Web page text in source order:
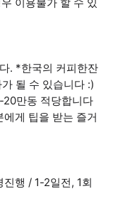
. *한국의 커피한잔
될 수 있습니다 :)
만동 적당합니다
게 팁을 받는 즐거
행 / 1-2일전, 1회